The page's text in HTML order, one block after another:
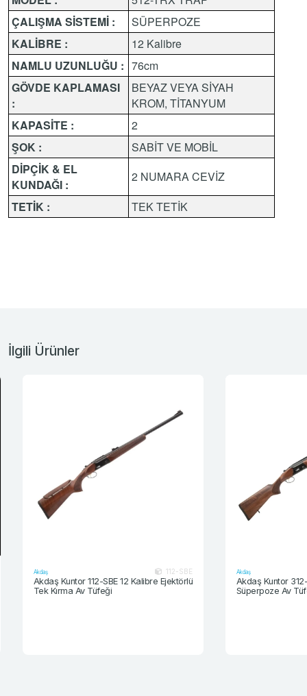
ÇALIŞMA SİSTEMİ :
SÜPERPOZE
KALİBRE :
12 Kalibre
NAMLU UZUNLUĞU : 76cm
GÖVDE KAPLAMASI
:
BEYAZ VEYA SİYAH
KROM, TİTANYUM
KAPASİTE :
2
ŞOK :
SABİT VE MOBİL
DİPÇİK & EL
KUNDAĞI :
2 NUMARA CEVİZ
TETİK :
TEK TETİK
İlgili Ürünler
Akdaş 112-SBE
Akdaş Kuntor 112-SBE 12 Kalibre Ejektörlü
Tek Kırma Av Tüfeği
Akdaş
Akdaş Kuntor 312-A
Süperpoze Av